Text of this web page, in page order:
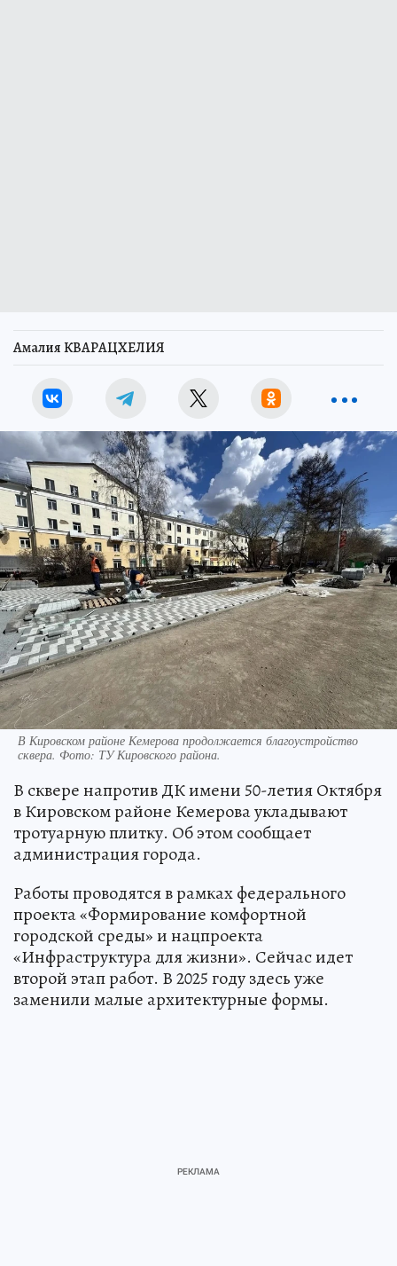
Амалия КВАРАЦХЕЛИЯ
В Кировском районе Кемерова продолжается благоустройство
сквера. Фото: ТУ Кировского района.
В сквере напротив ДК имени 50-летия Октября
в Кировском районе Кемерова укладывают
тротуарную плитку. Об этом сообщает
администрация города.
Работы проводятся в рамках федерального
проекта «Формирование комфортной
городской среды» и нацпроекта
«Инфраструктура для жизни». Сейчас идет
второй этап работ. В 2025 году здесь уже
заменили малые архитектурные формы.